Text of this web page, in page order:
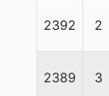
2392 2
2389 3